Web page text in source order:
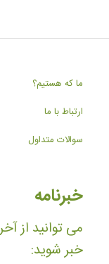
ما که هستیم؟
ارتباط با ما
سوالات متداول
خبرنامه
می توانید از
خبر شوید: